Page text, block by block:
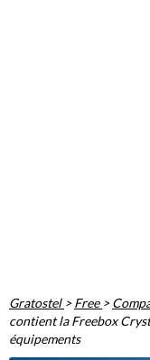
Gratostel >Free >
contient la Freebox
équipements